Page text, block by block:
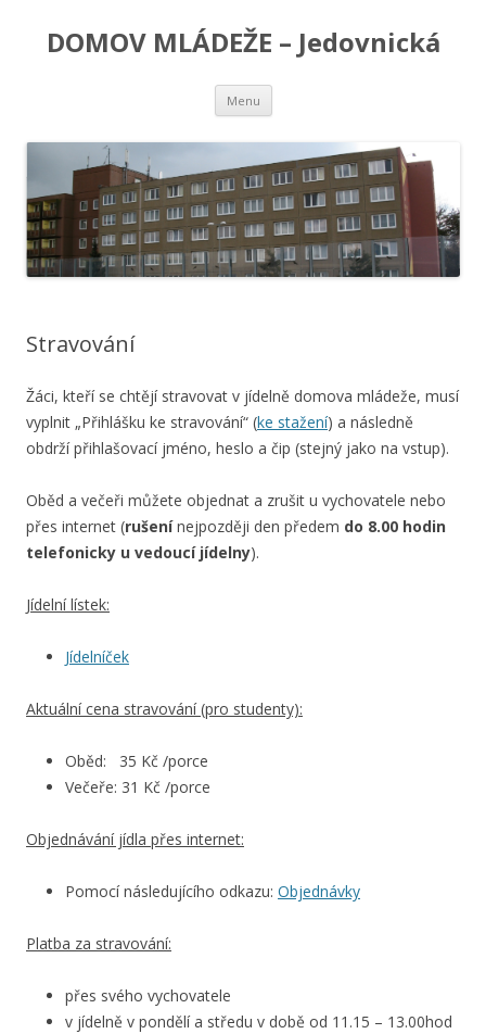
DOMOV MLÁDEŽE – Jedovnická
Menu Přejít
obsahu
webu
Stravování
Žáci, kteří se chtějí stravovat v jídelně domova mládeže, musí
vyplnit „Přihlášku ke stravování“ (ke stažení) a následně
obdrží přihlašovací jméno, heslo a čip (stejný jako na vstup).
Oběd a večeři můžete objednat a zrušit u vychovatele nebo
přes internet (rušenínejpozději den předem do 8.00 hodin
telefonicky u vedoucí jídelny).
Jídelní lístek:
Jídelníček
Aktuální cena stravování (pro studenty):
Oběd: 35 Kč /porce
Večeře: 31 Kč /porce
Objednávání jídla přes internet:
Pomocí následujícího odkazu: Objednávky
Platba za stravování:
přes svého vychovatele
v jídelně v pondělí a středu v době od 11.15 – 13.00hod